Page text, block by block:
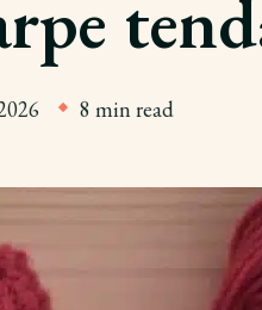
8 min read